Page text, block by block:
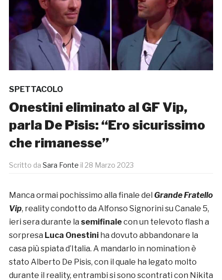
SPETTACOLO
Onestini eliminato al GF Vip,
parla De Pisis: “Ero sicurissimo
che rimanesse”
Scritto da Sara Fonte il 28 Marzo 2023
Manca ormai pochissimo alla finale del Grande Fratello
Vip, reality condotto da Alfonso Signorini su Canale 5,
ieri sera durante la semifinalecon un televoto flash a
sorpresa Luca Onestini ha dovuto abbandonare la
casa più spiata d’Italia. A mandarlo in nomination è
stato Alberto De Pisis, con il quale ha legato molto
durante il reality, entrambi si sono scontrati con Nikita